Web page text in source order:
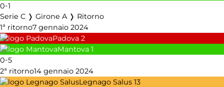
0-1
Serie C ❭ Girone A ❭ Ritorno
1ª ritorno7 gennaio 2024
Padova 2
Mantova 1
0-5
2ª ritorno14 gennaio 2024
Legnago Salus 13